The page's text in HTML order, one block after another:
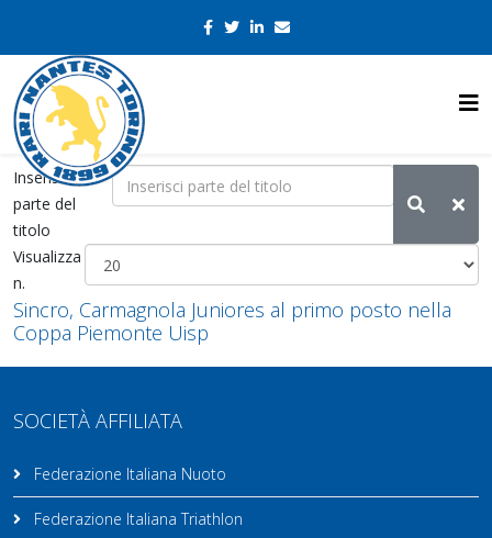
Inserisci
parte del
titolo
Visualizza
n.
Sincro, Carmagnola Juniores al primo posto nella
Coppa Piemonte Uisp
SOCIETÀ AFFILIATA
Federazione Italiana Nuoto
Federazione Italiana Triathlon